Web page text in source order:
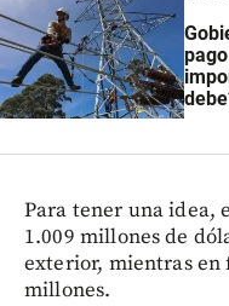
Para tener una idea,
1.009 millones de
exterior, mientras en
millones.